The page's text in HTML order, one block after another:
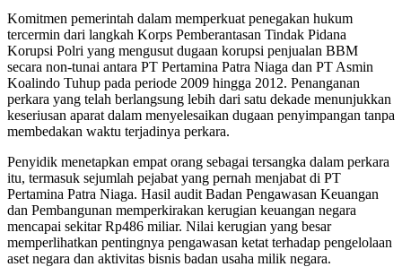
Komitmen pemerintah dalam memperkuat penegakan hukum
tercermin dari langkah Korps Pemberantasan Tindak Pidana
Korupsi Polri yang mengusut dugaan korupsi penjualan BBM
secara non-tunai antara PT Pertamina Patra Niaga dan PT Asmin
Koalindo Tuhup pada periode 2009 hingga 2012. Penanganan
perkara yang telah berlangsung lebih dari satu dekade menunjukkan
keseriusan aparat dalam menyelesaikan dugaan penyimpangan tanpa
membedakan waktu terjadinya perkara.
Penyidik menetapkan empat orang sebagai tersangka dalam perkara
itu, termasuk sejumlah pejabat yang pernah menjabat di PT
Pertamina Patra Niaga. Hasil audit Badan Pengawasan Keuangan
dan Pembangunan memperkirakan kerugian keuangan negara
mencapai sekitar Rp486 miliar. Nilai kerugian yang besar
memperlihatkan pentingnya pengawasan ketat terhadap pengelolaan
aset negara dan aktivitas bisnis badan usaha milik negara.